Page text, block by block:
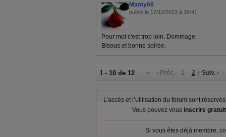
Mamy66
publié le 17/12/2013 à 19:41
Pour moi c'est trop loin. Dommage.
Bisous et bonne soirée.
1 - 10 de 12 « ‹ Préc. 1 2 Suiv. ›
L’accès et l’utilisation du forum sont
Vous pouvez vous inscrire
Si vous êtes déjà membre,